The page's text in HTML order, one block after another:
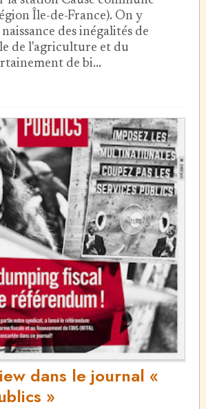
Île-de-France). On y
des inégalités de
de l'agriculture et du
de bi…
dans le journal «
»